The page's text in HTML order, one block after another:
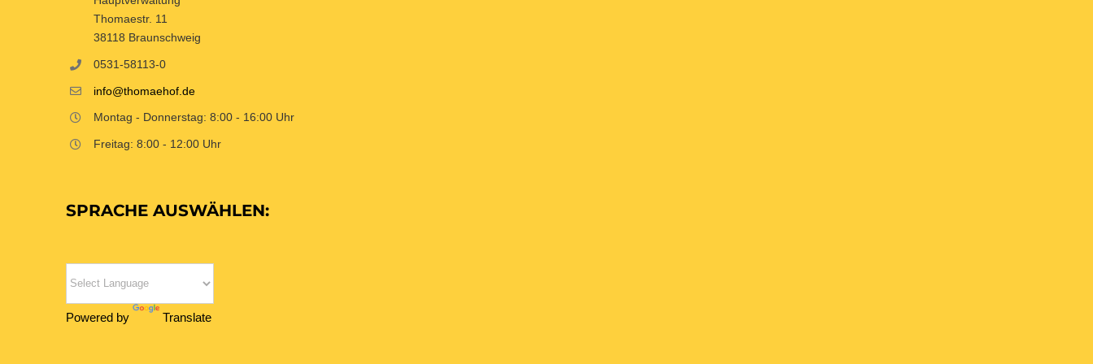
Thomaestr. 11
38118 Braunschweig
0531-58113-0
info@thomaehof.de
Montag - Donnerstag: 8:00 - 16:00 Uhr
Freitag: 8:00 - 12:00 Uhr
SPRACHE AUSWÄHLEN:
Powered by Translate